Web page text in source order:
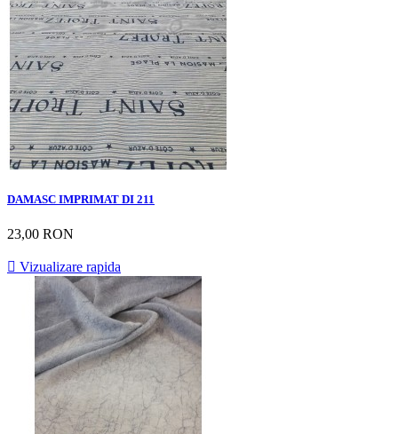
DAMASC IMPRIMAT DI 211
23,00 RON
 Vizualizare rapida